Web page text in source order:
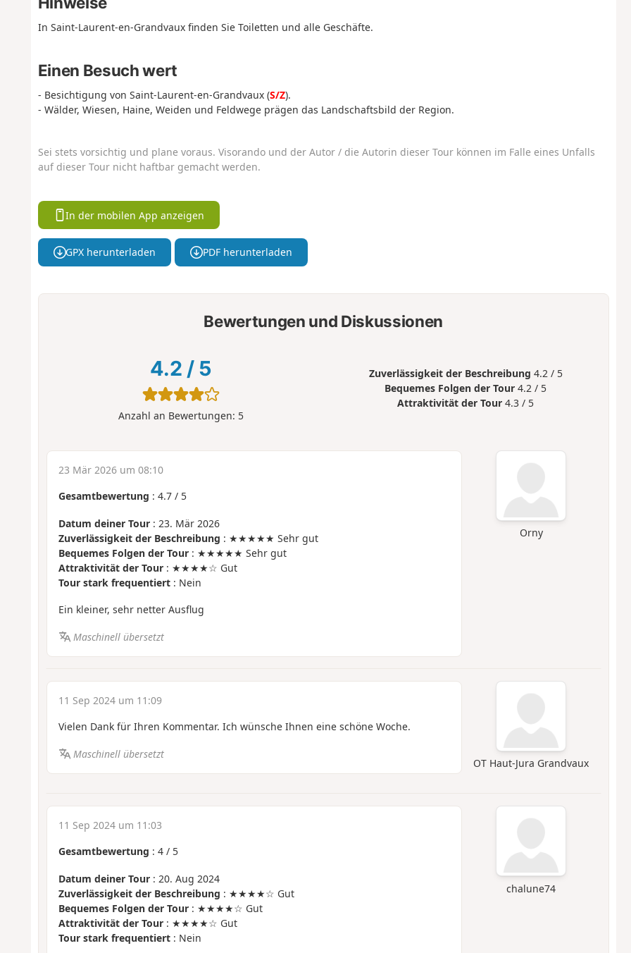
In Saint-Laurent-en-Grandvaux finden Sie Toiletten und alle Geschäfte.
Einen Besuch wert
- Besichtigung von Saint-Laurent-en-Grandvaux (S/Z).
- Wälder, Wiesen, Haine, Weiden und Feldwege prägen das Landschaftsbild der Region.
Sei stets vorsichtig und plane voraus. Visorando und der Autor / die Autorin dieser Tour können im Falle eines Unfalls
auf dieser Tour nicht haftbar gemacht werden.
In der mobilen App anzeigen
GPX herunterladen PDF herunterladen
Bewertungen und Diskussionen
4.2 / 5
Anzahl an Bewertungen: 5
Zuverlässigkeit der Beschreibung 4.2 / 5
Bequemes Folgen der Tour 4.2 / 5
Attraktivität der Tour 4.3 / 5
Orny
23 Mär 2026 um 08:10
Gesamtbewertung : 4.7/ 5
Datum deiner Tour: 23. Mär 2026
Zuverlässigkeit der Beschreibung : ★★★★★ Sehr gut
Bequemes Folgen der Tour: ★★★★★ Sehr gut
Attraktivität der Tour: ★★★★☆ Gut
Tour stark frequentiert: Nein
Ein kleiner, sehr netter Ausflug
Maschinell übersetzt
OT Haut-Jura Grandvaux
11 Sep 2024 um 11:09
Vielen Dank für Ihren Kommentar. Ich wünsche Ihnen eine schöne Woche.
Maschinell übersetzt
chalune74
11 Sep 2024 um 11:03
Gesamtbewertung : 4/ 5
Datum deiner Tour: 20. Aug 2024
Zuverlässigkeit der Beschreibung : ★★★★☆ Gut
Bequemes Folgen der Tour: ★★★★☆ Gut
Attraktivität der Tour: ★★★★☆ Gut
Tour stark frequentiert: Nein